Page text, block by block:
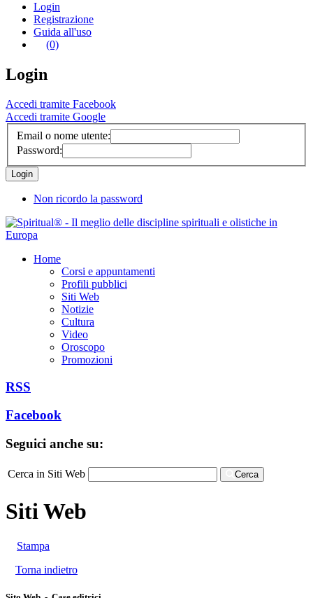
Login
Registrazione
Guida all'uso
(0)
Login
Accedi tramite Facebook
Accedi tramite Google
Email o nome utente:
Password:
Non ricordo la password
Home
Corsi e appuntamenti
Profili pubblici
Siti Web
Notizie
Cultura
Video
Oroscopo
Promozioni
RSS
Facebook
Seguici anche su:
Cerca in Siti Web Cerca
Siti Web
Stampa
Torna indietro